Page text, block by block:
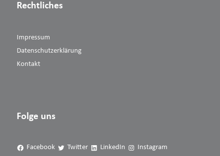
Rechtliches
Impressum
Datenschutzerklärung
Kontakt
Folge uns
Facebook Twitter LinkedIn Instagram